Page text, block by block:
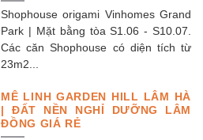
Shophouse origami Vinhomes Grand
Park | Mặt bằng tòa S1.06 - S10.07.
Các căn Shophouse có diện tích từ
23m2...
MÊ LINH GARDEN HILL LÂM HÀ
| ĐẤT NỀN NGHỈ DƯỠNG LÂM
ĐỒNG GIÁ RẺ